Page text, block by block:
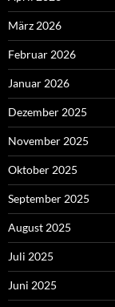
März 2026
Februar 2026
Januar 2026
Dezember 2025
November 2025
Oktober 2025
September 2025
August 2025
Juli 2025
Juni 2025